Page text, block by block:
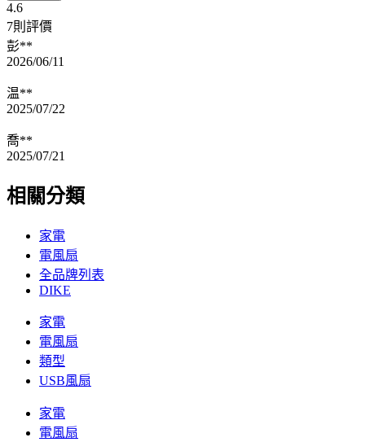
4.6
7則評價
彭**
2026/06/11
温**
2025/07/22
喬**
2025/07/21
相關分類
家電
電風扇
全品牌列表
DIKE
家電
電風扇
類型
USB風扇
家電
電風扇